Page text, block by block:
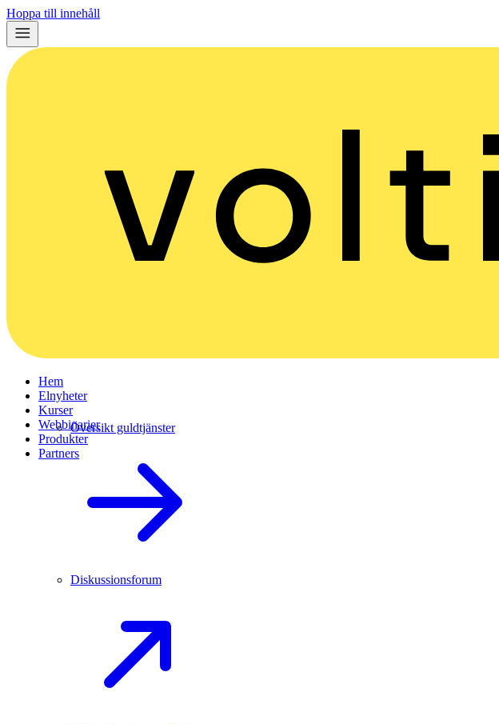
Hoppa till innehåll
Hem
Elnyheter
Kurser
Webbinarier
Produkter
Partners
Översikt guldtjänster
Diskussionsforum